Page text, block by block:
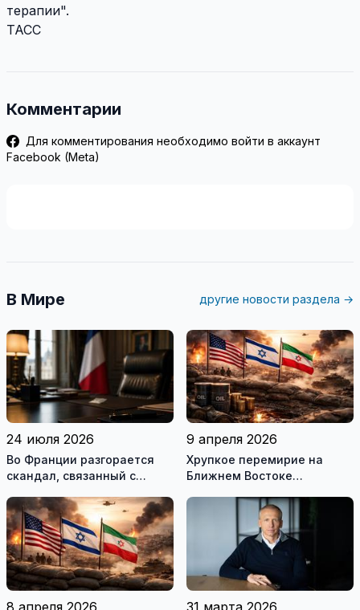
терапии".
ТАСС
Комментарии
Для комментирования необходимо войти в аккаунт
Facebook (Meta)
В Мире другие новости раздела →
24 июля 2026
Во Франции разгорается
скандал, связанный с
государственными
служащими
9 апреля 2026
Хрупкое перемирие на
Ближнем Востоке
8 апреля 2026 31 марта 2026